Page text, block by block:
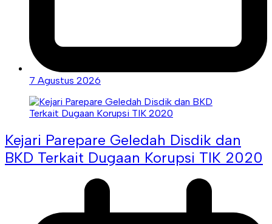
7 Agustus 2026
Kejari Parepare Geledah Disdik dan
BKD Terkait Dugaan Korupsi TIK 2020